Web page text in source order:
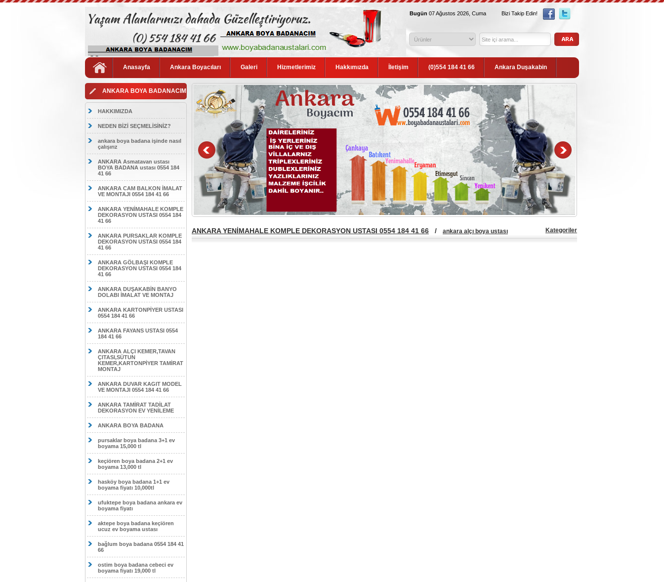
Bugün 07 Ağustos 2026, Cuma Bizi Takip Edin!
Anasayfa Ankara Boyacıları Galeri Hizmetlerimiz Hakkımızda İletişim (0)554 184 41 66 Ankara Duşakabin
ANKARA BOYA BADANACIM
HAKKIMIZDA
NEDEN BİZİ SEÇMELİSİNİZ?
ankara boya badana işinde nasıl
çalışırız
ANKARA Asmatavan ustası
BOYA BADANA ustası 0554 184
41 66
ANKARA CAM BALKON İMALAT
VE MONTAJI 0554 184 41 66
ANKARA YENİMAHALE KOMPLE
DEKORASYON USTASI 0554 184
41 66
ANKARA PURSAKLAR KOMPLE
DEKORASYON USTASI 0554 184
41 66
ANKARA GÖLBAŞI KOMPLE
DEKORASYON USTASI 0554 184
41 66
ANKARA DUŞAKABİN BANYO
DOLABI İMALAT VE MONTAJ
ANKARA KARTONPİYER USTASI
0554 184 41 66
ANKARA FAYANS USTASI 0554
184 41 66
ANKARA ALÇI KEMER,TAVAN
ÇITASI,SÜTUN
KEMER,KARTONPİYER TAMİRAT
MONTAJ
ANKARA DUVAR KAGIT MODEL
VE MONTAJI 0554 184 41 66
ANKARA TAMİRAT TADİLAT
DEKORASYON EV YENİLEME
ANKARA BOYA BADANA
pursaklar boya badana 3+1 ev
boyama 15,000 tl
keçiören boya badana 2+1 ev
boyama 13,000 tl
hasköy boya badana 1+1 ev
boyama fiyatı 10,000tl
ufuktepe boya badana ankara ev
boyama fiyatı
aktepe boya badana keçiören
ucuz ev boyama ustası
bağlum boya badana 0554 184 41
66
ostim boya badana cebeci ev
boyama fiyatı 19,000 tl
ANKARA YENİMAHALE KOMPLE DEKORASYON USTASI 0554 184 41 66 / ankara alçı boya ustası Kategoriler